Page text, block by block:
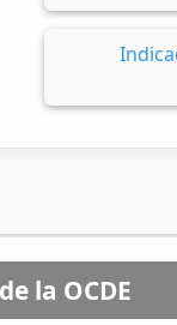
la OCDE